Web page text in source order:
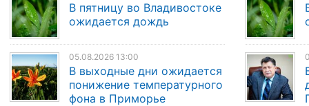
В пятницу во Владивостоке
ожидается дождь
05.08.2026 13:00
В выходные дни ожидается
понижение температурного
фона в Приморье